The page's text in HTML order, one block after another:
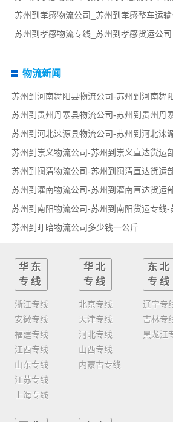
苏州到孝感物流公司_苏州到孝感整车运输
苏州到孝感物流专线_苏州到孝感货运公司
物流新闻
苏州到崇义物流公司-苏州到崇义直达货运
苏州到闽清物流公司-苏州到闽清直达货运
苏州到灌南物流公司-苏州到灌南直达货运
苏州到南阳物流公司-苏州到南阳货运专线-
苏州到盱眙物流公司多少钱一公斤
华东
专线
浙江专线
安徽专线
福建专线
江西专线
山东专线
江苏专线
上海专线
华北
专线
北京专线
天津专线
河北专线
山西专线
内蒙古专线
东北
专线
辽宁专
吉林专
黑龙江